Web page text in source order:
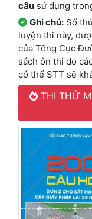
câu sử dụng
Ghi chú: Số
luyện thi này,
của Tổng Cục
sách ôn thi do
có thể STT sẽ
THI THỬ